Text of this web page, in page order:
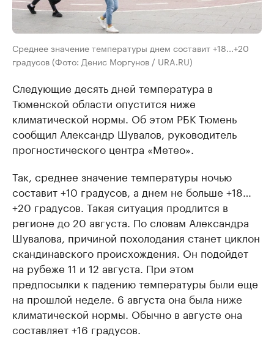
Среднее значение температуры днем составит +18...+20
градусов (Фото: Денис Моргунов / URA.RU)
Следующие десять дней температура в
Тюменской области опустится ниже
климатической нормы. Об этом РБК Тюмень
сообщил Александр Шувалов, руководитель
прогностического центра «Метео».
Так, среднее значение температуры ночью
составит +10 градусов, а днем не больше +18…
+20 градусов. Такая ситуация продлится в
регионе до 20 августа. По словам Александра
Шувалова, причиной похолодания станет циклон
скандинавского происхождения. Он подойдет
на рубеже 11 и 12 августа. При этом
предпосылки к падению температуры были еще
на прошлой неделе. 6 августа она была ниже
климатической нормы. Обычно в августе она
составляет +16 градусов.